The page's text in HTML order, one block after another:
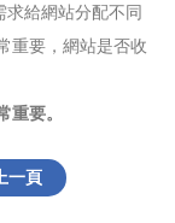
求給網站分配不同
重要，網站是否收
要。
一頁